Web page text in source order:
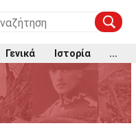
Γενικά Ιστορία
...